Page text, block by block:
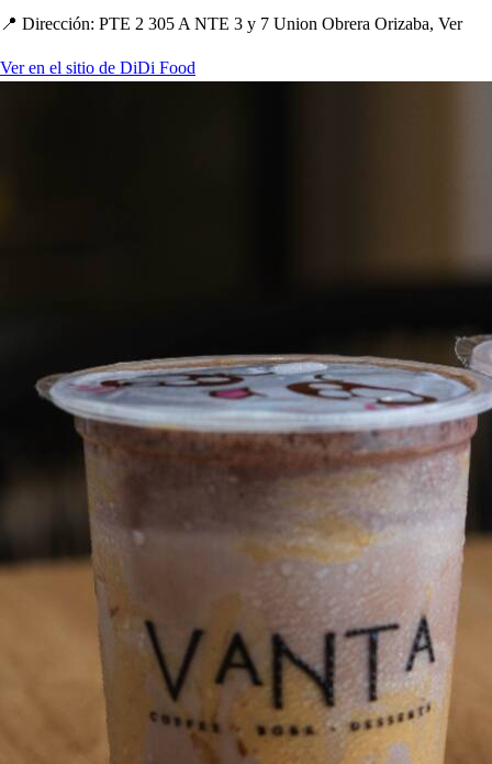
📍 Dirección: PTE 2 305 A NTE 3 y 7 Union Obrera Orizaba, Ver
Ver en el sitio de DiDi Food